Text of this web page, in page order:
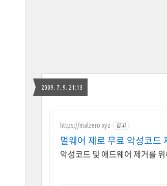
2009. 7. 9. 21:13
https://malzero.xyz 광고
멀웨어 제로 무료 악성코드
악성코드 및 애드웨어 제거를